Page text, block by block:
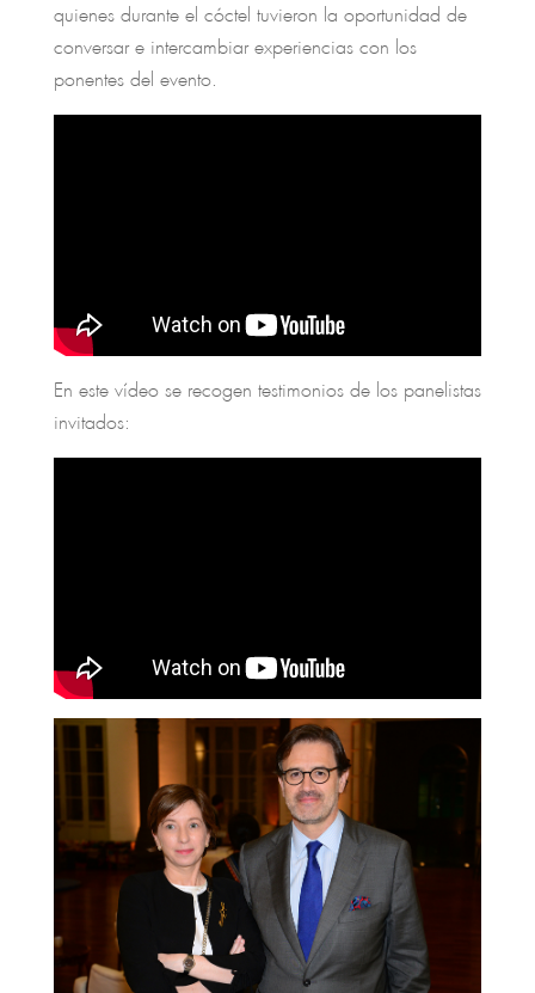
quienes durante el cóctel tuvieron la oportunidad de
conversar e intercambiar experiencias con los
ponentes del evento.
En este vídeo se recogen testimonios de los panelistas
invitados: